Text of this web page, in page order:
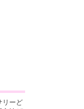
リーど